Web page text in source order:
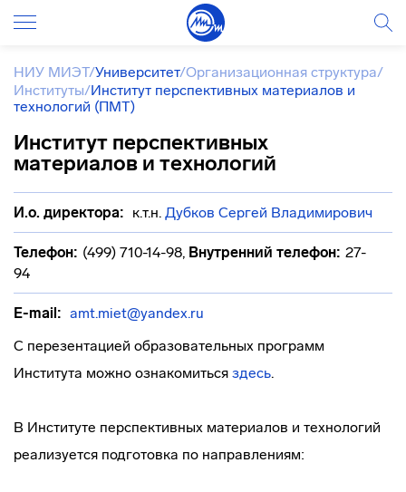
НИУ МИЭТ/Университет/Организационная структура/
Институты/Институт перспективных материалов и
технологий (ПМТ)
Институт перспективных
материалов и технологий
И.о. директора: к.т.н. Дубков Сергей Владимирович
Телефон: (499) 710-14-98, Внутренний телефон: 27-
94
E-mail: amt.miet@yandex.ru
С перезентацией образовательных программ
Института можно ознакомиться здесь.
В Институте перспективных материалов и технологий
реализуется подготовка по направлениям: